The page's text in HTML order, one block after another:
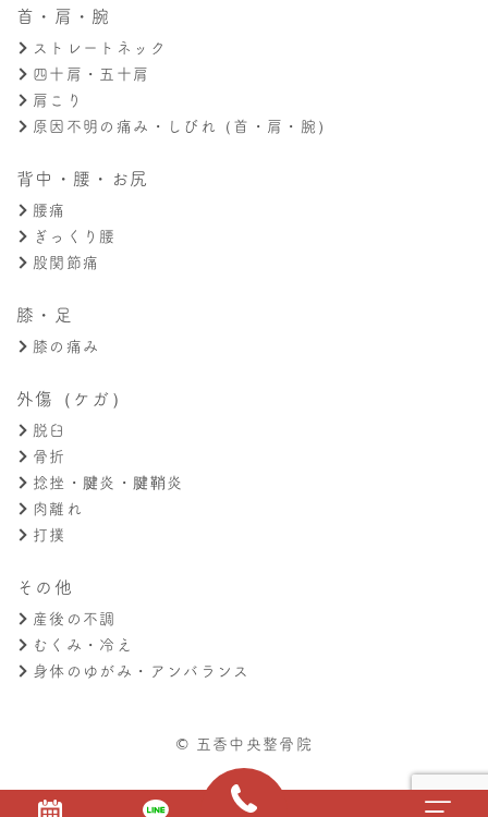
首・肩・腕
ストレートネック
四十肩・五十肩
肩こり
原因不明の痛み・しびれ（首・肩・腕）
背中・腰・お尻
腰痛
ぎっくり腰
股関節痛
膝・足
膝の痛み
外傷（ケガ）
脱臼
骨折
捻挫・腱炎・腱鞘炎
肉離れ
打撲
その他
産後の不調
むくみ・冷え
身体のゆがみ・アンバランス
© 五香中央整骨院